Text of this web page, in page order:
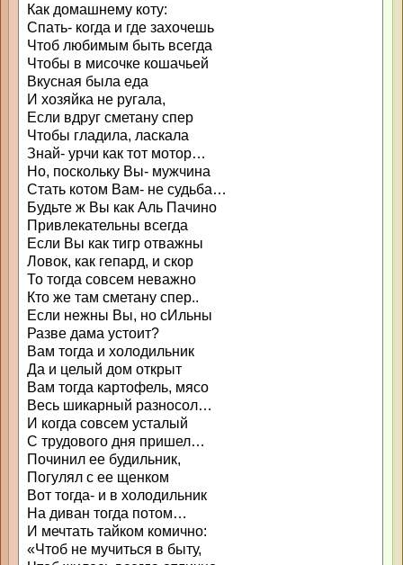
Как домашнему коту:
Спать- когда и где захочешь
Чтоб любимым быть всегда
Чтобы в мисочке кошачьей
Вкусная была еда
И хозяйка не ругала,
Если вдруг сметану спер
Чтобы гладила, ласкала
Знай- урчи как тот мотор…
Но, поскольку Вы- мужчина
Стать котом Вам- не судьба…
Будьте ж Вы как Аль Пачино
Привлекательны всегда
Если Вы как тигр отважны
Ловок, как гепард, и скор
То тогда совсем неважно
Кто же там сметану спер..
Если нежны Вы, но сИльны
Разве дама устоит?
Вам тогда и холодильник
Да и целый дом открыт
Вам тогда картофель, мясо
Весь шикарный разносол…
И когда совсем усталый
С трудового дня пришел…
Починил ее будильник,
Погулял с ее щенком
Вот тогда- и в холодильник
На диван тогда потом…
И мечтать тайком комично:
«Чтоб не мучиться в быту,